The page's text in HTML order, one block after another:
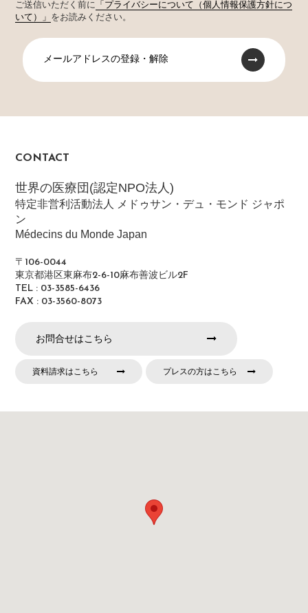
ご送信いただく前に
「プライバシーについて（個人情報保護方針につ
いて）」 をお読みください。
メールアドレスの登録・解除
CONTACT
世界の医療団(認定NPO法人)
特定非営利活動法人 メドゥサン・デュ・モンド ジャポ
ン
Médecins du Monde Japan
〒106-0044
東京都港区東麻布2-6-10麻布善波ビル2F
TEL : 03-3585-6436
FAX : 03-3560-8073
お問合せはこちら
資料請求はこちら プレスの方はこちら